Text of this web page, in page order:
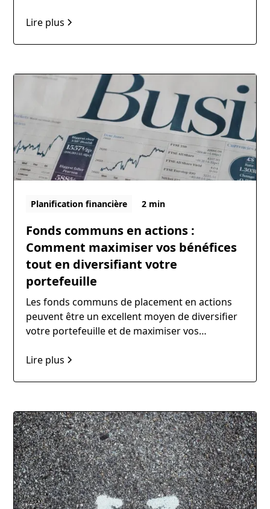
confortablement lorsque vous cesserez de
Lire plus
Planification financière 2 min
Fonds communs en actions :
Comment maximiser vos bénéfices
tout en diversifiant votre
portefeuille
Les fonds communs de placement en actions
peuvent être un excellent moyen de diversifier
votre portefeuille et de maximiser vos
être difficile de comprendre comment ces
Lire plus